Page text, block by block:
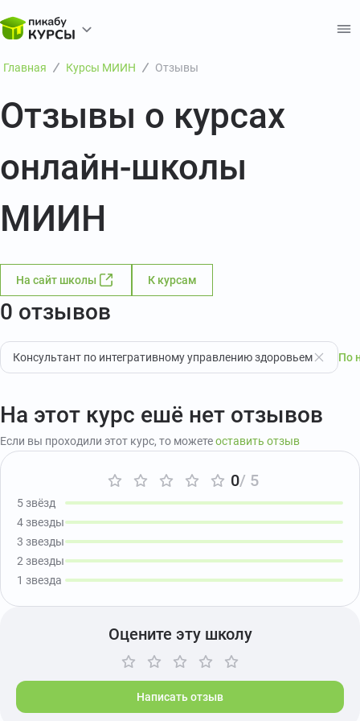
Главная Курсы МИИН Отзывы
Отзывы о курсах
онлайн-школы
МИИН
На сайт школы К курсам
0 отзывов
Консультант по интегративному управлению здоровьем По
На этот курс ешё нет отзывов
Если вы проходили этот курс, то можетеоставить отзыв
0/ 5
5 звёзд
4 звезды
3 звезды
2 звезды
1 звезда
Оцените эту школу
Написать отзыв